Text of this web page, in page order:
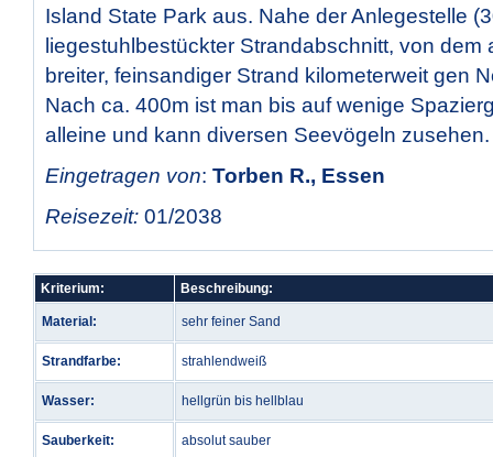
Island State Park aus. Nahe der Anlegestelle
liegestuhlbestückter Strandabschnitt, von dem
breiter, feinsandiger Strand kilometerweit gen
Nach ca. 400m ist man bis auf wenige
alleine und kann diversen Seevögeln zusehen.
Eingetragen von: Torben R., Essen
Reisezeit: 01/2038
Kriterium: Beschreibung:
Material: sehr feiner Sand
Strandfarbe: strahlendweiß
Wasser: hellgrün bis hellblau
Sauberkeit: absolut sauber